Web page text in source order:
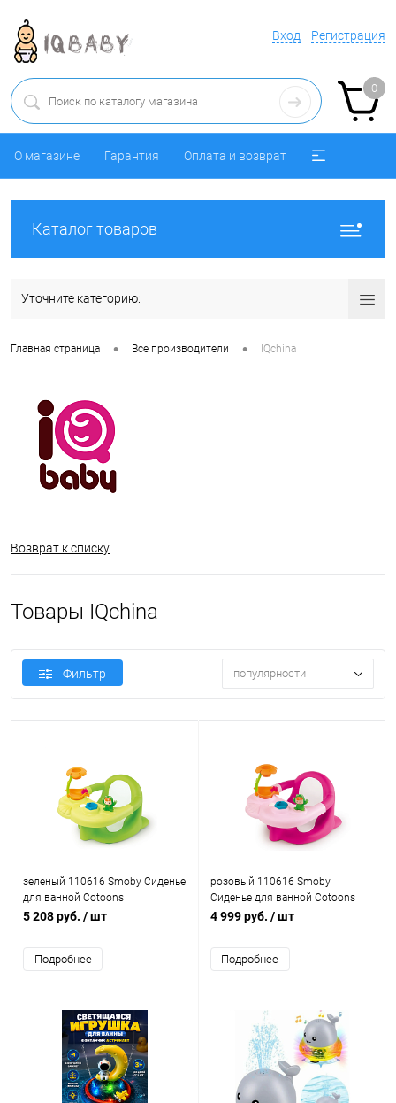
Вход Регистрация
0
О магазине Гарантия Оплата и возврат
Каталог товаров
Уточните категорию:
Главная страница • Все производители • IQchina
Возврат к списку
Товары IQchina
Фильтр популярности
зеленый 110616 Smoby Сиденье
для ванной Cotoons
5 208 руб. / шт
Подробнее
розовый 110616 Smoby
Сиденье для ванной Cotoons
4 999 руб. / шт
Подробнее